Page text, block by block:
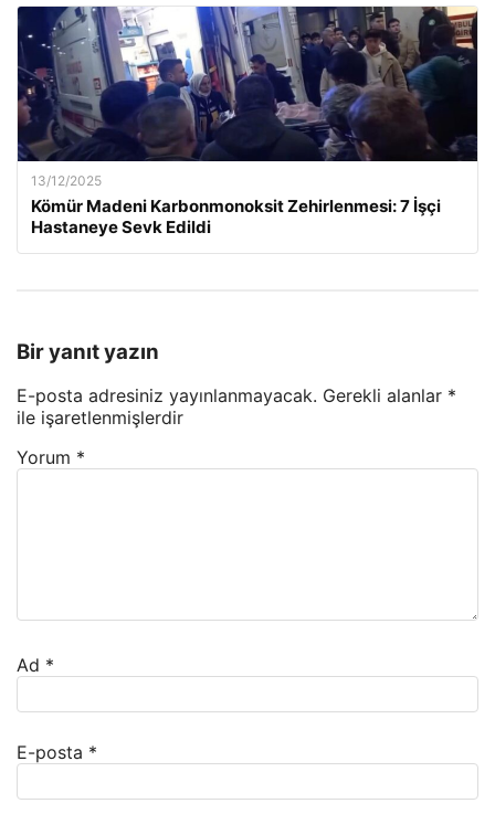
13/12/2025
Kömür Madeni Karbonmonoksit Zehirlenmesi: 7 İşçi
Hastaneye Sevk Edildi
Bir yanıt yazın
E-posta adresiniz yayınlanmayacak. Gerekli alanlar *
ile işaretlenmişlerdir
Yorum *
Ad *
E-posta *